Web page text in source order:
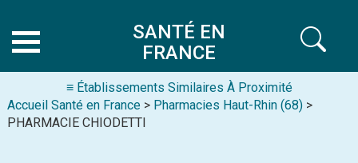
SANTÉ EN
FRANCE
≡ Établissements Similaires À Proximité
Accueil Santé en France > Pharmacies Haut-Rhin (68) >
PHARMACIE CHIODETTI